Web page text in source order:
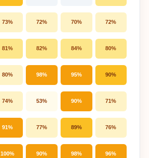
73% 72% 70% 72%
81% 82% 84% 80%
80% 98% 95% 90%
74% 53% 90% 71%
91% 77% 89% 76%
100% 90% 98% 96%